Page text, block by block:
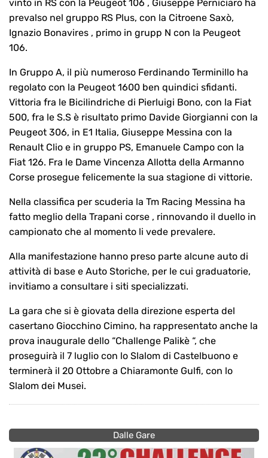
vinto in RS con la Peugeot 106 , Giuseppe Perniciaro ha
prevalso nel gruppo RS Plus, con la Citroene Saxò,
Ignazio Bonavires , primo in grupp N con la Peugeot
106.
In Gruppo A, il più numeroso Ferdinando Terminillo ha
regolato con la Peugeot 1600 ben quindici sfidanti.
Vittoria fra le Bicilindriche di Pierluigi Bono, con la Fiat
500, fra le S.S è risultato primo Davide Giorgianni con la
Peugeot 306, in E1 Italia, Giuseppe Messina con la
Renault Clio e in gruppo PS, Emanuele Campo con la
Fiat 126. Fra le Dame Vincenza Allotta della Armanno
Corse prosegue felicemente la sua stagione di vittorie.
Nella classifica per scuderia la Tm Racing Messina ha
fatto meglio della Trapani corse , rinnovando il duello in
campionato che al momento li vede prevalere.
Alla manifestazione hanno preso parte alcune auto di
attività di base e Auto Storiche, per le cui graduatorie,
invitiamo a consultare i siti specializzati.
La gara che si è giovata della direzione esperta del
casertano Giocchino Cimino, ha rappresentato anche la
prova inaugurale dello “Challenge Palikè “, che
proseguirà il 7 luglio con lo Slalom di Castelbuono e
terminerà il 20 Ottobre a Chiaramonte Gulfi, con lo
Slalom dei Musei.
Dalle Gare